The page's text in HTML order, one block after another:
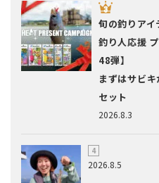
2026.8.3
旬の釣りアイ
釣り人応援
48弾】
まずはサビキ
セット
2026.8.5